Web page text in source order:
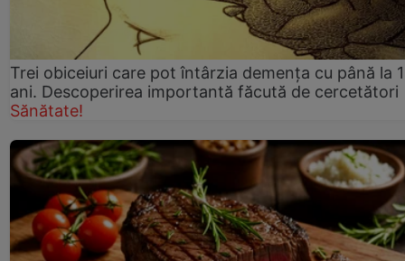
Trei obiceiuri care pot întârzia demența cu până la
ani. Descoperirea importantă făcută de cercetători
Sănătate!